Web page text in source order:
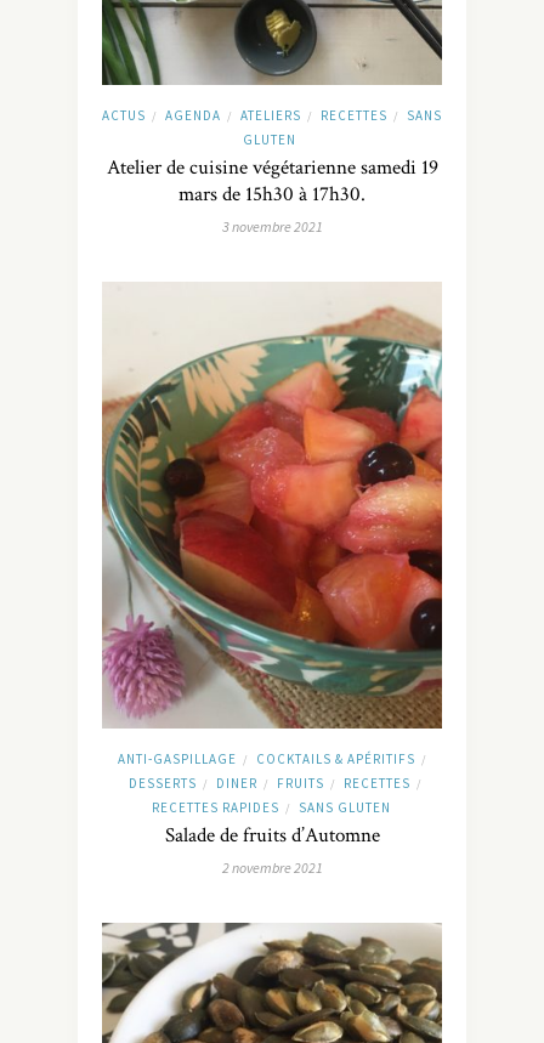
ACTUS / AGENDA / ATELIERS / RECETTES /
SANS
GLUTEN
Atelier de cuisine végétarienne samedi 19
mars de 15h30 à 17h30.
3 novembre 2021
ANTI-GASPILLAGE / COCKTAILS & APÉRITIFS /
DESSERTS / DINER / FRUITS / RECETTES /
RECETTES RAPIDES / SANS GLUTEN
Salade de fruits d’Automne
2 novembre 2021